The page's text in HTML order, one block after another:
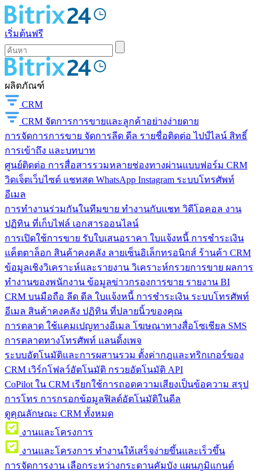
เริ่มต้นฟรี
ผลิตภัณฑ์
CRM
CRM จัดการการขายและลูกค้าอย่างง่ายดาย
การจัดการการขาย จัดการลีด ดีล รายชื่อติดต่อ ไปป์ไลน์ สิทธิ์
การเข้าถึง และบทบาท
ศูนย์ติดต่อ การสื่อสารรวมหลายช่องทางผ่านแบบฟอร์ม CRM
วิดเจ็ตเว็บไซต์ แชทสด WhatsApp Instagram ระบบโทรศัพท์
อีเมล
การทำงานร่วมกันในทีมขาย ทำงานกับแชท วิดีโอคอล งาน
ปฏิทิน ที่เก็บไฟล์ เอกสารออนไลน์
การเปิดใช้การขาย รับใบเสนอราคา ใบแจ้งหนี้ การชำระเงิน
แค็ตตาล็อก สินค้าคงคลัง ลายเซ็นอิเล็กทรอนิกส์ ร้านค้า CRM
ข้อมูลเชิงวิเคราะห์และรายงาน วิเคราะห์กรวยการขาย ผลการ
ทำงานของพนักงาน ข้อมูลข่าวกรองการขาย รายงาน BI
CRM บนมือถือ ลีด ดีล ใบแจ้งหนี้ การชำระเงิน ระบบโทรศัพท์
อีเมล สินค้าคงคลัง ปฏิทิน ที่ปลายนิ้วของคุณ
การตลาด ใช้แคมเปญทางอีเมล โฆษณาทางสื่อโซเชียล SMS
การตลาดทางโทรศัพท์ แลนดิ้งเพจ
ระบบอัตโนมัติและการผสานรวม ตั้งค่ากฎและทริกเกอร์ของ
CRM เวิร์กโฟลว์อัตโนมัติ กรวยอัตโนมัติ API
CoPilot ใน CRM เรียกใช้การถอดความเสียงเป็นข้อความ สรุป
การโทร การกรอกข้อมูลฟิลด์อัตโนมัติในดีล
ดูคุณลักษณะ CRM ทั้งหมด
งานและโครงการ
งานและโครงการ ทำงานให้เสร็จง่ายขึ้นและเร็วขึ้น
การจัดการงาน เลือกระหว่างกระดานคัมบัง แผนภูมิแกนต์